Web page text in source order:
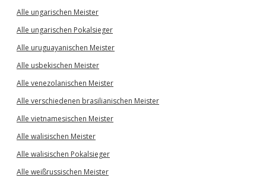
Alle ungarischen Meister
Alle ungarischen Pokalsieger
Alle uruguayanischen Meister
Alle usbekischen Meister
Alle venezolanischen Meister
Alle verschiedenen brasilianischen Meister
Alle vietnamesischen Meister
Alle walisischen Meister
Alle walisischen Pokalsieger
Alle weißrussischen Meister